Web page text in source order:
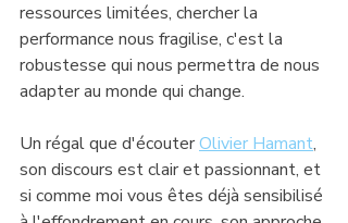
ressources limitées, chercher la
performance nous fragilise, c'est la
robustesse qui nous permettra de nous
adapter au monde qui change.
Un régal que d'écouter Olivier Hamant,
son discours est clair et passionnant, et
si comme moi vous êtes déjà sensibilisé